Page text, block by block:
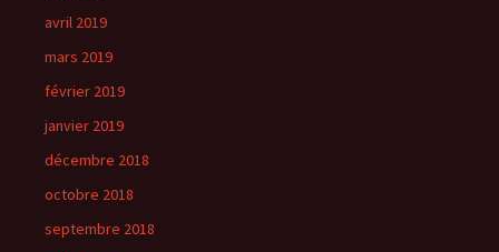
avril 2019
mars 2019
février 2019
janvier 2019
décembre 2018
octobre 2018
septembre 2018